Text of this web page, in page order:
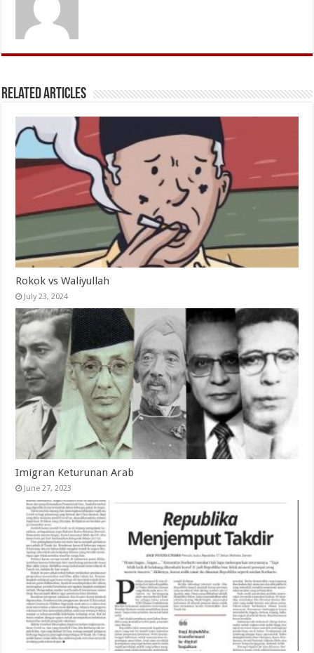
Related Articles
Rokok vs Waliyullah
July 23, 2024
Imigran Keturunan Arab
June 27, 2023